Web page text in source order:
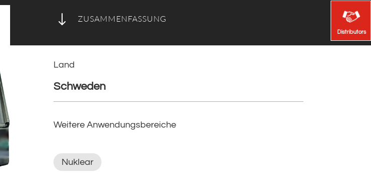
Distributors
Distributors
" ZUSAMMENFASSUNG
Land
Schweden
Weitere Anwendungsbereiche
Nuklear